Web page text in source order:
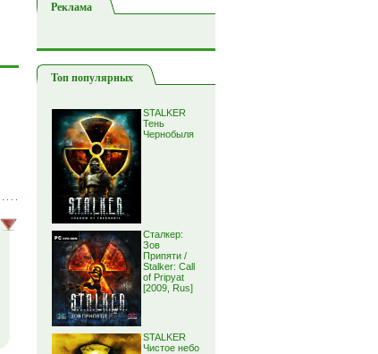
Реклама
Топ популярных
STALKER
Тень
Чернобыля
Сталкер:
Зов
Припяти /
Stalker: Call
of Pripyat
[2009, Rus]
STALKER
Чистое небо